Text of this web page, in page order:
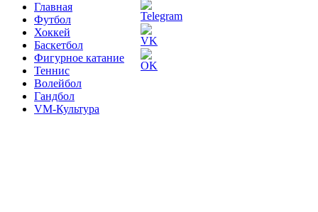
Главная
Футбол
Хоккей
Баскетбол
Фигурное катание
Теннис
Волейбол
Гандбол
VM-Культура